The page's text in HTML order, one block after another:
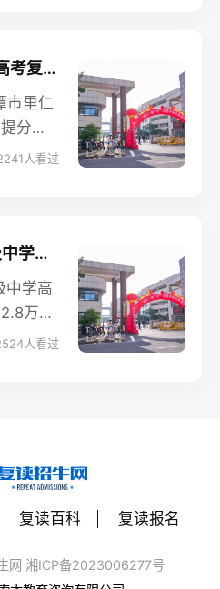
态，湘潭市里仁高级中学高考复读班学生真实评价
市里仁
分率
地复
人看过
2025湘潭市里仁高级中学高三复读学校学费一年多少？
中学高
万至
用根
人看过
复读百科 复读报名
网 湘ICP备2023006277号